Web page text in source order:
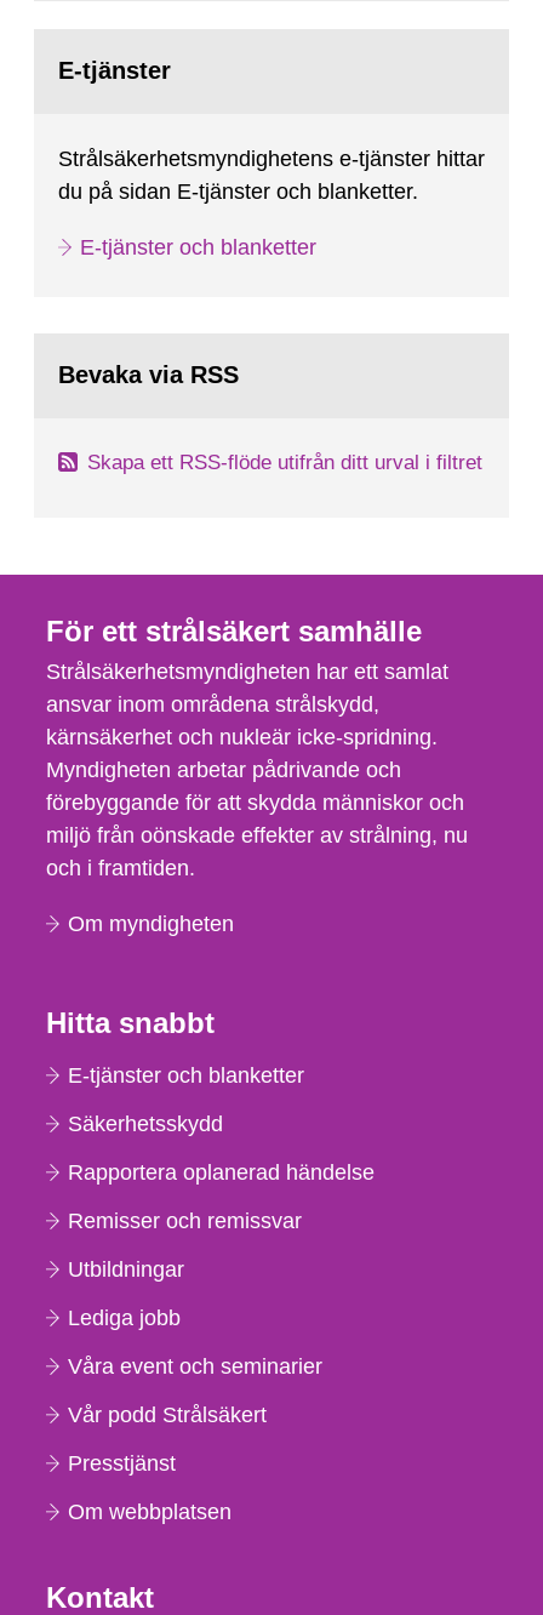
sida:E-tjänster
Strålsäkerhetsmyndighetens e-tjänster hittar
du på sidan E-tjänster och blanketter.
E-tjänster och blanketter
Bevaka via RSS
Skapa ett RSS-flöde utifrån ditt urval i filtret
För ett strålsäkert samhälle
Strålsäkerhetsmyndigheten har ett samlat
ansvar inom områdena strålskydd,
kärnsäkerhet och nukleär icke-spridning.
Myndigheten arbetar pådrivande och
förebyggande för att skydda människor och
miljö från oönskade effekter av strålning, nu
och i framtiden.
Om myndigheten
Hitta snabbt
E-tjänster och blanketter
Säkerhetsskydd
Rapportera oplanerad händelse
Remisser och remissvar
Utbildningar
Lediga jobb
Våra event och seminarier
Vår podd Strålsäkert
Presstjänst
Om webbplatsen
Kontakt